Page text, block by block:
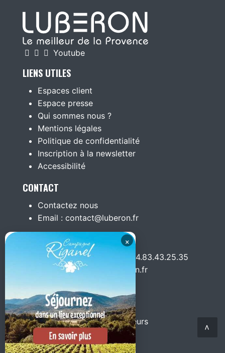
×
Youtube
LIENS UTILES
Espaces client
Espace presse
Qui sommes nous ?
Mentions légales
Politique de confidentialité
Inscription à la newsletter
Accessibilité
CONTACT
Contactez nous
Email : contact@luberon.fr
PUBLICITÉ
Facturation & publicité : 04.83.43.25.35
Inscrivez vous sur Luberon.fr
DIVERS
Services pour les hébergeurs
Magazine
Réservation
<